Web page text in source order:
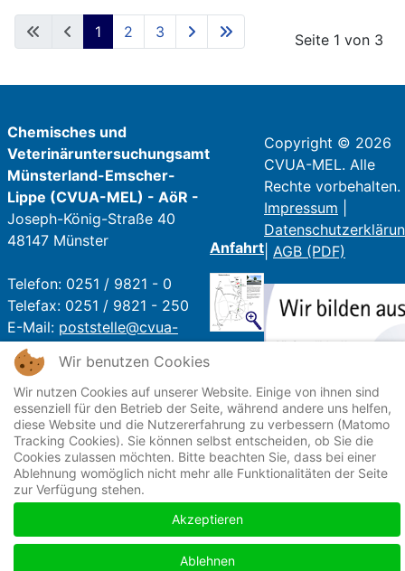
Seite 1 von 3
1 2 3
Chemisches und
Veterinäruntersuchungsamt
Münsterland-Emscher-
Lippe (CVUA-MEL) - AöR -
Joseph-König-Straße 40
48147 Münster
Telefon: 0251 / 9821 - 0
Telefax: 0251 / 9821 - 250
E-Mail: poststelle@cvua-
mel.de
Öffnungszeiten:
Mo - Fr: 07:30 Uhr - 16 Uhr
Sa + So: Geschlossen
Anfahrt
Copyright © 2026
CVUA-MEL. Alle
Rechte vorbehalten.
Impressum
AGB (PDF)
Wir benutzen Cookies
Wir nutzen Cookies auf unserer Website. Einige von ihnen sind
essenziell für den Betrieb der Seite, während andere uns helfen,
diese Website und die Nutzererfahrung zu verbessern (Matomo
Tracking Cookies). Sie können selbst entscheiden, ob Sie die
Cookies zulassen möchten. Bitte beachten Sie, dass bei einer
Ablehnung womöglich nicht mehr alle Funktionalitäten der Seite
zur Verfügung stehen.
Akzeptieren
Ablehnen